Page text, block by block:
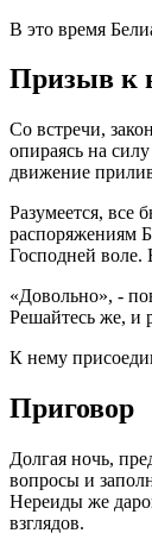
В это время
Призыв к
Со встречи,
опираясь на
движение
Разумеется, все
распоряжениям
Господней воле.
«Довольно», -
Решайтесь же, и
К нему
Приговор
Долгая ночь,
вопросы и
Нереиды же
взглядов.